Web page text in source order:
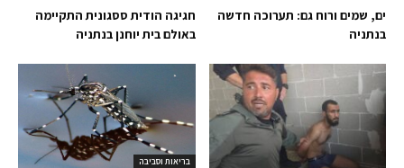
חגיגה הודית ססגונית התקיימה
באולם בית יוחנן בנתניה
ים, שמים ורוח גם: תערוכה חדשה
בנתניה
בריאות וסביבה